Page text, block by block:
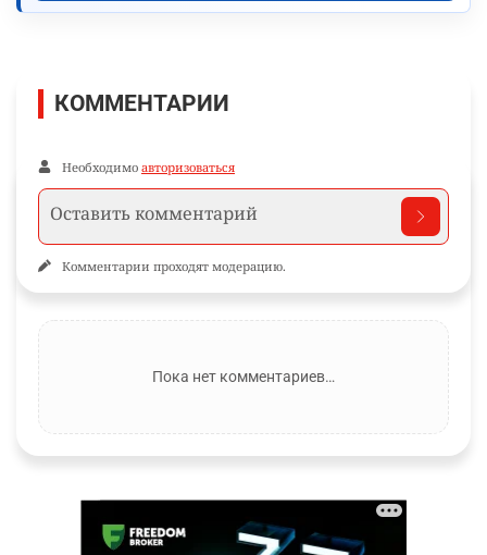
КОММЕНТАРИИ
Необходимо авторизоваться
Комментарии проходят модерацию.
Пока нет комментариев…